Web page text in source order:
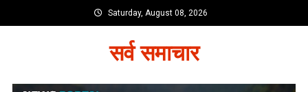
to
Saturday, August 08, 2026
सर्व समाचार